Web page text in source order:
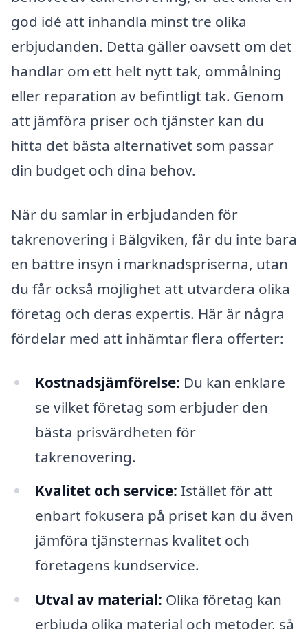
god idé att inhandla minst tre olika
erbjudanden. Detta gäller oavsett om det
handlar om ett helt nytt tak, ommålning
eller reparation av befintligt tak. Genom
att jämföra priser och tjänster kan du
hitta det bästa alternativet som passar
din budget och dina behov.
När du samlar in erbjudanden för
takrenovering i Bälgviken, får du inte bara
en bättre insyn i marknadspriserna, utan
du får också möjlighet att utvärdera olika
företag och deras expertis. Här är några
fördelar med att inhämtar flera offerter:
Kostnadsjämförelse: Du kan enklare
se vilket företag som erbjuder den
bästa prisvärdheten för
takrenovering.
Kvalitet och service: Istället för att
enbart fokusera på priset kan du även
jämföra tjänsternas kvalitet och
företagens kundservice.
Utval av material: Olika företag kan
erbjuda olika material och metoder, så